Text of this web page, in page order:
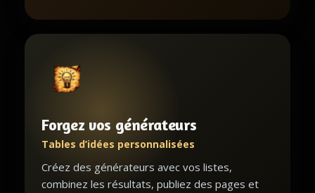
Forgez vos générateurs
Tables d’idées personnalisées
Créez des générateurs avec vos listes,
combinez les résultats, publiez des pages et